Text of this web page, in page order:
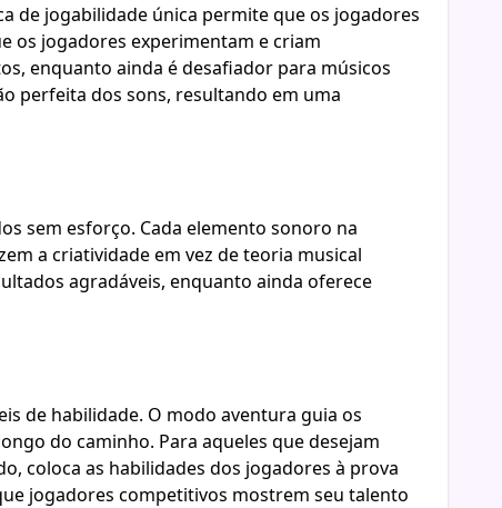
de jogabilidade única permite que os jogadores
os jogadores experimentam e criam
enquanto ainda é desafiador para músicos
perfeita dos sons, resultando em uma
sem esforço. Cada elemento sonoro na
a criatividade em vez de teoria musical
agradáveis, enquanto ainda oferece
de habilidade. O modo aventura guia os
do caminho. Para aqueles que desejam
coloca as habilidades dos jogadores à prova
jogadores competitivos mostrem seu talento